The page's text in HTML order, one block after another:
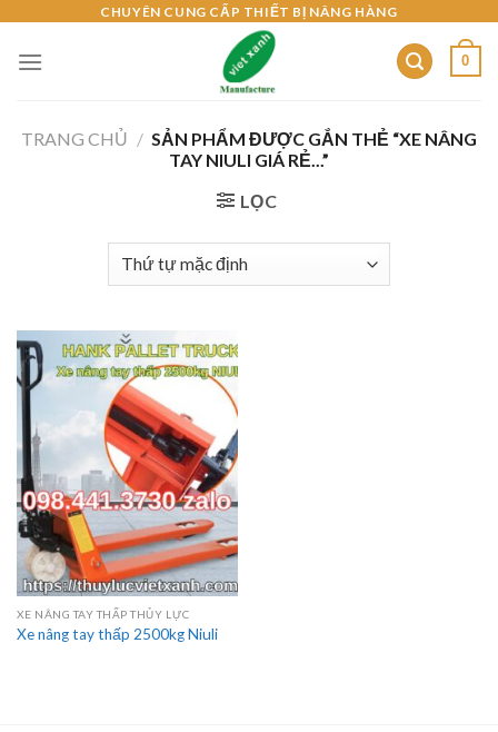
content
CHUYÊN CUNG CẤP THIẾT BỊ NÂNG HÀNG
0
TRANG CHỦ / SẢN PHẨM ĐƯỢC GẮN THẺ “XE NÂNG
TAY NIULI GIÁ RẺ...”
LỌC
XE NÂNG TAY THẤP THỦY LỰC
Xe nâng tay thấp 2500kg Niuli